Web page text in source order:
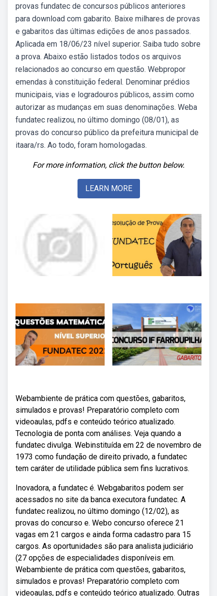
provas fundatec de concursos públicos anteriores
para download com gabarito. Baixe milhares de provas
e gabaritos das últimas edições de anos passados.
Aplicada em 18/06/23 nível superior. Saiba tudo sobre
a prova. Abaixo estão listados todos os arquivos
relacionados ao concurso em questão. Webpropor
emendas à constituição federal. Denominar prédios
municipais, vias e logradouros públicos, assim como
autorizar as mudanças em suas denominações. Weba
fundatec realizou, no último domingo (08/01), as
provas do concurso público da prefeitura municipal de
itaara/rs. Ao todo, foram homologadas.
For more information, click the button below.
LEARN MORE
Webambiente de prática com questões, gabaritos,
simulados e provas! Preparatório completo com
videoaulas, pdfs e conteúdo teórico atualizado.
Tecnologia de ponta com análises. Veja quando a
fundatec divulga. Webinstituída em 22 de novembro de
1973 como fundação de direito privado, a fundatec
tem caráter de utilidade pública sem fins lucrativos.
Inovadora, a fundatec é. Webgabaritos podem ser
acessados no site da banca executora fundatec. A
fundatec realizou, no último domingo (12/02), as
provas do concurso e. Webo concurso oferece 21
vagas em 21 cargos e ainda forma cadastro para 15
cargos. As oportunidades são para analista judiciário
(27 opções de especialidades disponíveis em.
Webambiente de prática com questões, gabaritos,
simulados e provas! Preparatório completo com
videoaulas, pdfs e conteúdo teórico atualizado. Outras